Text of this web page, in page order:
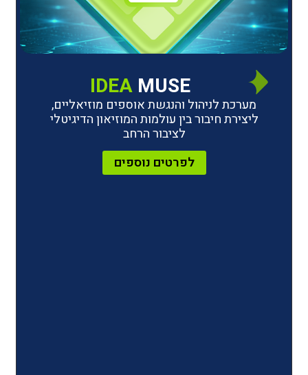
IDEA MUSE
והנגשת אוספים מוזיאליים,
בין עולמות המוזיאון הדיגיטלי